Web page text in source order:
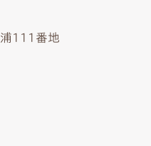
111番地